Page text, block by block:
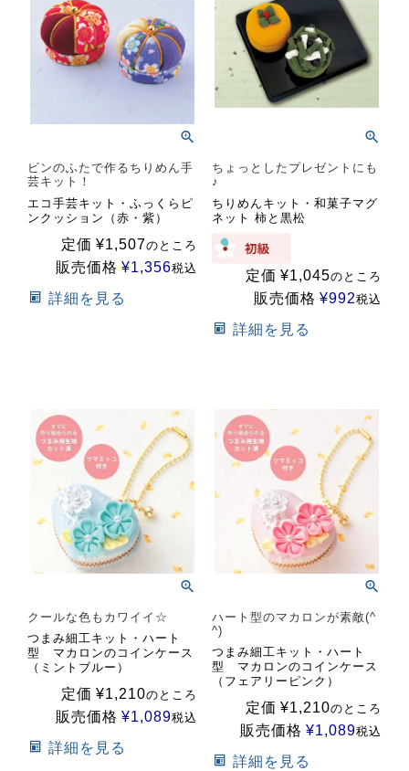
ビンのふたで作るちりめん手
芸キット！
エコ手芸キット・ふっくらピ
ンクッション（赤・紫）
定価 ¥1,507のところ
販売価格 ¥1,356税込
詳細を見る
ちょっとしたプレゼントにも
♪
ちりめんキット・和菓子マグ
ネット 柿と黒松
定価 ¥1,045のところ
販売価格 ¥992税込
詳細を見る
クールな色もカワイイ☆
つまみ細工キット・ハート
型 マカロンのコインケース
（ミントブルー）
定価 ¥1,210のところ
販売価格 ¥1,089税込
詳細を見る
ハート型のマカロンが素敵(^
^)
つまみ細工キット・ハート
型 マカロンのコインケース
（フェアリーピンク）
定価 ¥1,210のところ
販売価格 ¥1,089税込
詳細を見る